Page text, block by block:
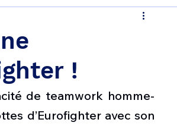
Art & Aviation
Formation aéronautique
Drones Composante ESPACE
!
de teamwork homme-
d’Eurofighter avec son